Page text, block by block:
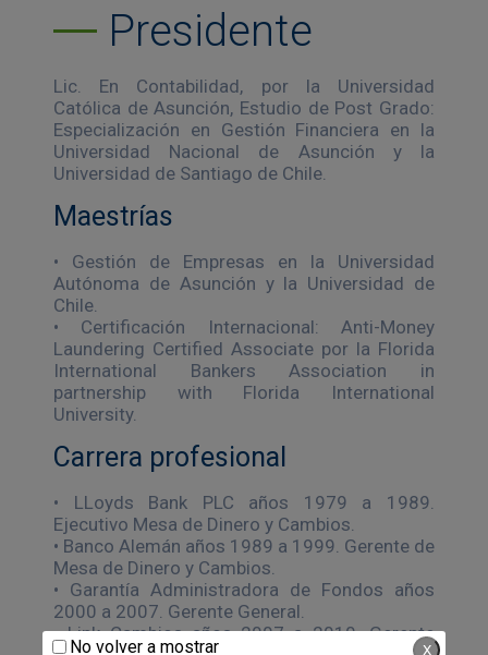
X
No volver a mostrar
Presidente
Lic. En Contabilidad, por la Universidad
Católica de Asunción, Estudio de Post Grado:
Especialización en Gestión Financiera en la
Universidad Nacional de Asunción y la
Universidad de Santiago de Chile.
Maestrías
• Gestión de Empresas en la Universidad
Autónoma de Asunción y la Universidad de
Chile.
• Certificación Internacional: Anti-Money
Laundering Certified Associate por la Florida
International Bankers Association in
partnership with Florida International
University.
Carrera profesional
• LLoyds Bank PLC años 1979 a 1989.
Ejecutivo Mesa de Dinero y Cambios.
• Banco Alemán años 1989 a 1999. Gerente de
Mesa de Dinero y Cambios.
• Garantía Administradora de Fondos años
2000 a 2007. Gerente General.
• Link Cambios años 2007 a 2010. Gerente